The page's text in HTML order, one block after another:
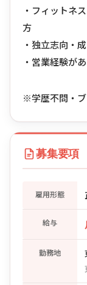
・フィットネ
方
・独立志向・
・営業経験が
※学歴不問・
募集要項
雇用形態
給与
勤務地